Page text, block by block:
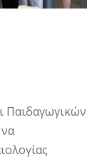
Παιδαγωγικών